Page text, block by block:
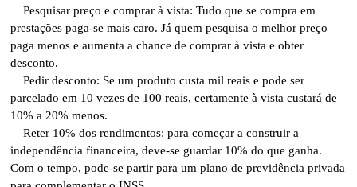
Pesquisar preço e comprar à vista: Tudo que se compra em
prestações paga-se mais caro. Já quem pesquisa o melhor preço
paga menos e aumenta a chance de comprar à vista e obter
desconto.
Pedir desconto: Se um produto custa mil reais e pode ser
parcelado em 10 vezes de 100 reais, certamente à vista custará de
10% a 20% menos.
Reter 10% dos rendimentos: para começar a construir a
independência financeira, deve-se guardar 10% do que ganha.
Com o tempo, pode-se partir para um plano de previdência privada